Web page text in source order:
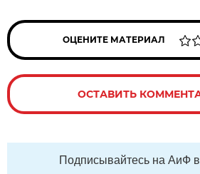
ОЦЕНИТЕ МАТЕРИАЛ
ОСТАВИТЬ
Подписывайтесь на АиФ в